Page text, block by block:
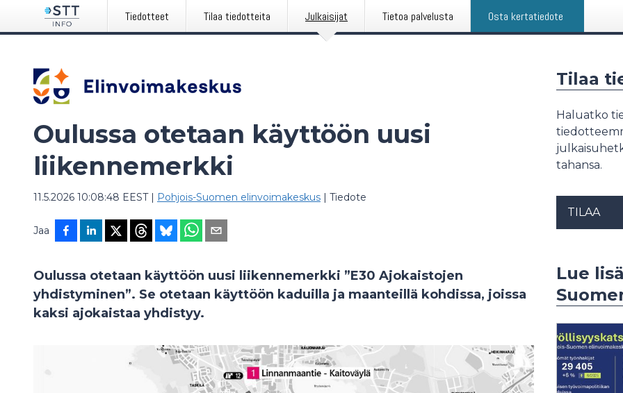
Tiedotteet Tilaa tiedotteita Julkaisijat Tietoa palvelusta Osta kertatiedote
Oulussa otetaan käyttöön uusi
liikennemerkki
11.5.2026 10:08:48 EEST| Pohjois-Suomen elinvoimakeskus | Tiedote
Jaa
Oulussa otetaan käyttöön uusi liikennemerkki ”E30 Ajokaistojen
yhdistyminen”. Se otetaan käyttöön kaduilla ja maanteillä kohdissa, joissa
kaksi ajokaistaa yhdistyy.
Tilaa
Haluatko
tahansa.
TILAA
Lue